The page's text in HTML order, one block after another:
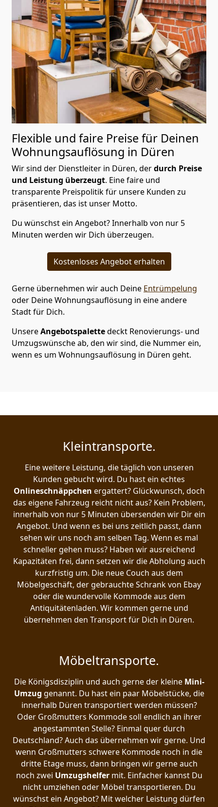
Flexible und faire Preise für Deinen
Wohnungsauflösung in Düren
Wir sind der Dienstleiter in Düren, derdurch Preise
und Leistung überzeugt. Eine faire und
transparente Preispolitik für unsere Kunden zu
präsentieren, das ist unser Motto.
Du wünschst ein Angebot? Innerhalb von nur 5
Minuten werden wir Dich überzeugen.
Kostenloses Angebot erhalten
Gerne übernehmen wir auch Deine Entrümpelung
oder Deine Wohnungsauflösung in eine andere
Stadt für Dich.
UnsereAngebotspalettedeckt Renovierungs- und
Umzugswünsche ab, den wir sind, die Nummer ein,
wenn es um Wohnungsauflösung in Düren geht.
Kleintransporte.
Eine weitere Leistung, die täglich von unseren
Kunden gebucht wird. Du hast ein echtes
Onlineschnäppchen ergattert? Glückwunsch, doch
das eigene Fahrzeug reicht nicht aus? Kein Problem,
innerhalb von nur 5 Minuten übersenden wir Dir ein
Angebot. Und wenn es bei uns zeitlich passt, dann
sehen wir uns noch am selben Tag. Wenn es mal
schneller gehen muss? Haben wir ausreichend
Kapazitäten frei, dann setzen wir die Abholung auch
kurzfristig um. Die neue Couch aus dem
Möbelgeschäft, der gebrauchte Schrank von Ebay
oder die wundervolle Kommode aus dem
Antiquitätenladen. Wir kommen gerne und
übernehmen den Transport für Dich in Düren.
Möbeltransporte.
Die Königsdisziplin und auch gerne der kleine Mini-
Umzug genannt. Du hast ein paar Möbelstücke, die
innerhalb Düren transportiert werden müssen?
Oder Großmutters Kommode soll endlich an ihrer
angestammten Stelle? Einmal quer durch
Deutschland? Auch das übernehmen wir gerne. Und
wenn Großmutters schwere Kommode noch in die
dritte Etage muss, dann bringen wir gerne auch
noch zwei Umzugshelfermit. Einfacher kannst Du
nicht umziehen oder Möbel transportieren. Du
wünschst ein Angebot? Mit welcher Leistung dürfen